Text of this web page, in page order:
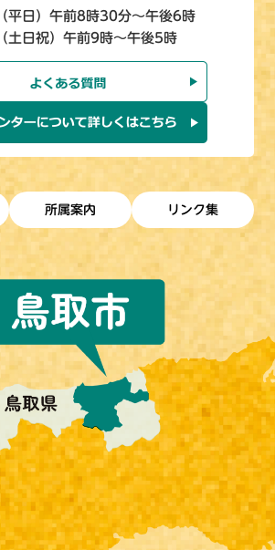
（平日）午前8時30分～午後6時
（土日祝）午前9時～午後5時
所属案内 リンク集